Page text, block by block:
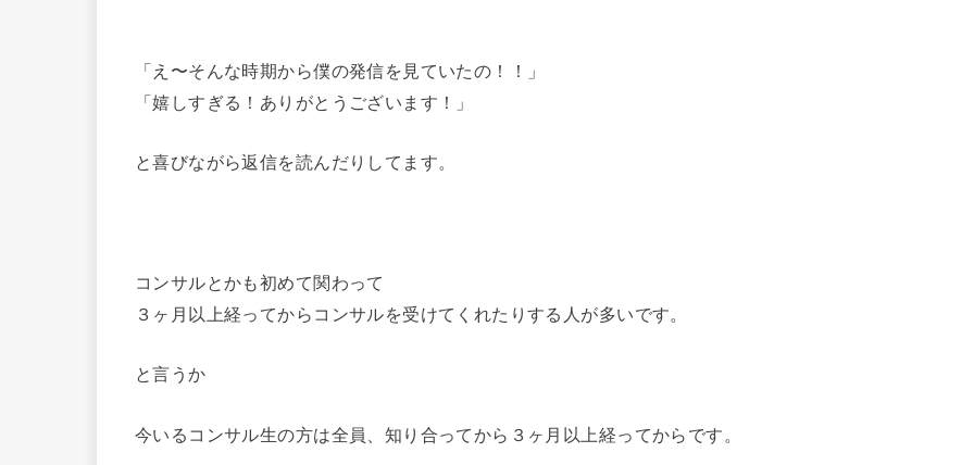
「え〜そんな時期から僕の発信を見ていたの！！」
「嬉しすぎる！ありがとうございます！」
と喜びながら返信を読んだりしてます。
コンサルとかも初めて関わって
３ヶ月以上経ってからコンサルを受けてくれたりする人が多いです。
と言うか
今いるコンサル生の方は全員、知り合ってから３ヶ月以上経ってからです。